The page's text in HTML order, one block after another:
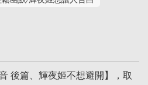
後篇、輝夜姬不想避開】，取